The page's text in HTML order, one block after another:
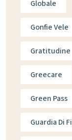
Globale
Gonfie Vele
Gratitudine
Greecare
Green Pass
Guardia Di